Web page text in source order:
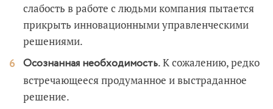
слабость в работе с людьми компания пытается
прикрыть инновационными управленческими
решениями.
Осознанная необходимость. К сожалению, редко
встречающееся продуманное и выстраданное
решение.